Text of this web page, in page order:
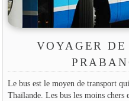
VOYAGER
Le bus est le moyen de transport
Thaïlande. Les bus les moins chers